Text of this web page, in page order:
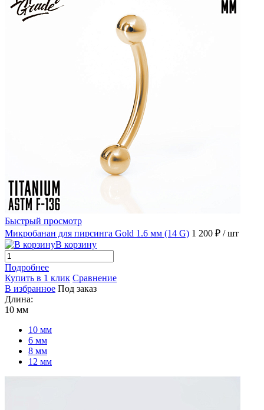
Быстрый просмотр
Микробанан для пирсинга Gold 1.6 мм (14 G) 1 200 ₽ / шт
В корзину
Подробнее
Купить в 1 клик Сравнение
В избранное Под заказ
Длина:
10 мм
10 мм
6 мм
8 мм
12 мм